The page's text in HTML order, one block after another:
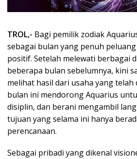
TROL,- Bagi pemilik zodiak
sebagai bulan yang penuh
positif. Setelah melewati berbagai
beberapa bulan sebelumnya, kini
melihat hasil dari usaha yang telah
bulan ini mendorong Aquarius
disiplin, dan berani mengambil
tujuan yang selama ini hanya
perencanaan.
Sebagai pribadi yang dikenal